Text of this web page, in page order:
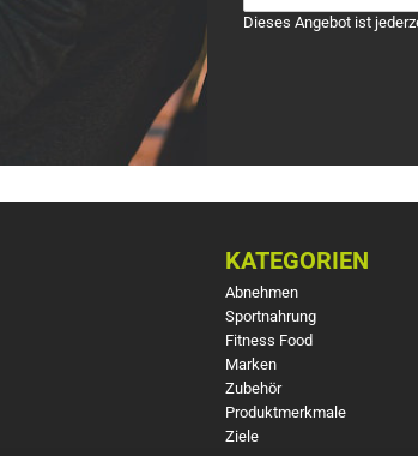
Dieses Angebot ist
KATEGORIEN
Abnehmen
Sportnahrung
Fitness Food
Marken
Zubehör
Produktmerkmale
Ziele